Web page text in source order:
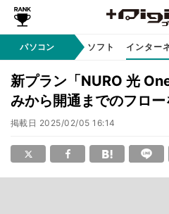
パソコン
AI PC 周辺機器 ソフト インター
新プラン「NURO 光
みから開通までのフロ
掲載日 2025/02/05 16:14